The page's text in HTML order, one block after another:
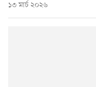
১৩ মার্চ ২০২৬